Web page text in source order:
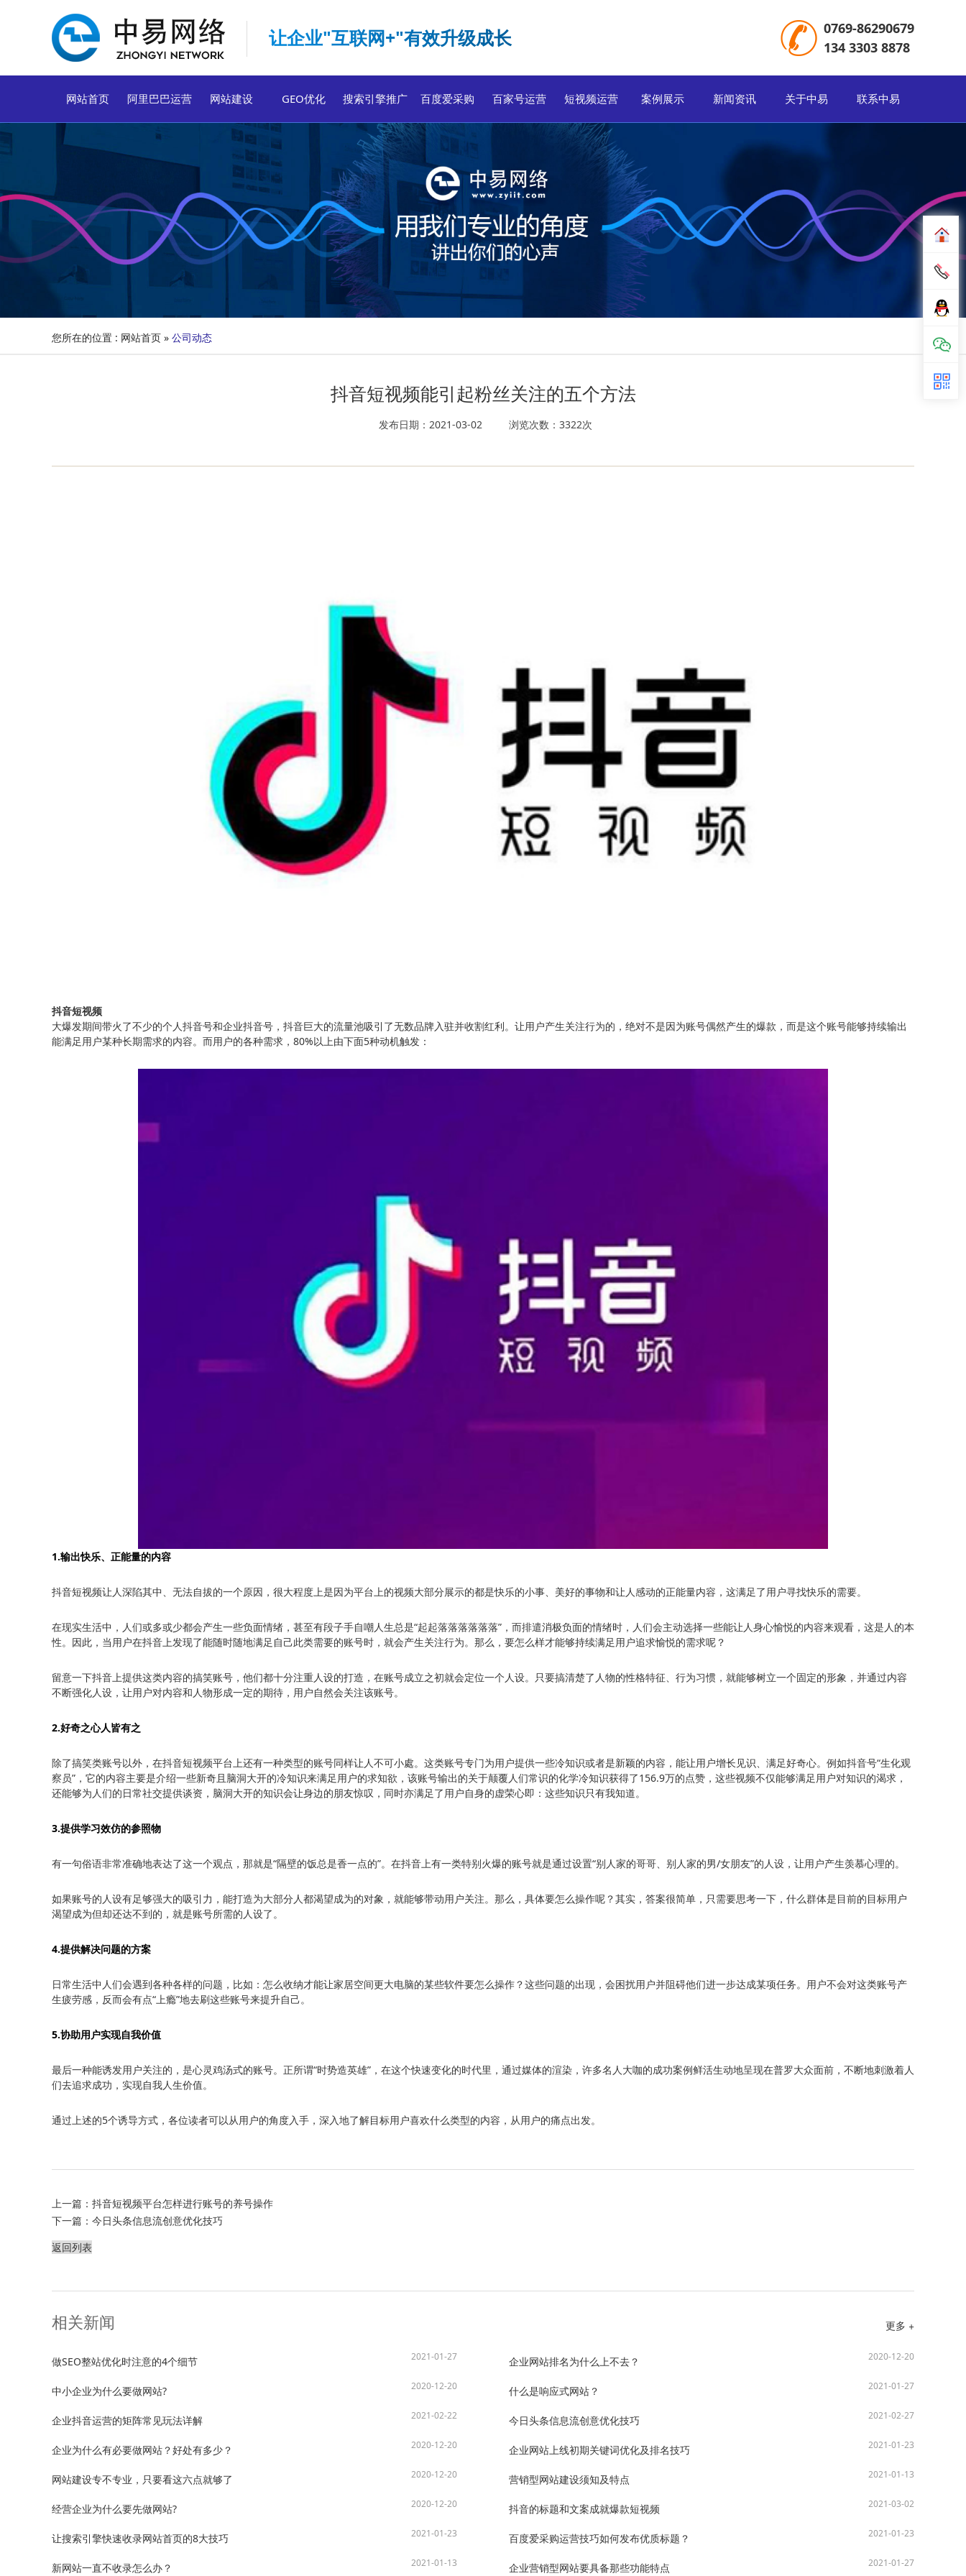
让企业"互联网+"有效升级成长
0769-86290679
134 3303 8878
网站首页 阿里巴巴运营 网站建设 GEO优化 搜索引擎推广 百度爱采购 百家号运营 短视频运营 案例展示 新闻资讯 关于中易 联系中易
您所在的位置 : 网站首页 » 公司动态
抖音短视频能引起粉丝关注的五个方法
发布日期：2021-03-02 浏览次数：3322次
抖音短视频
大爆发期间带火了不少的个人抖音号和企业抖音号，抖音巨大的流量池吸引了无数品牌入驻并收割红利。让用户产生关注行为的，绝对不是因为账号偶然产生的爆款，而是这个账号能够持续输出
能满足用户某种长期需求的内容。而用户的各种需求，80%以上由下面5种动机触发：
1.输出快乐、正能量的内容
抖音短视频让人深陷其中、无法自拔的一个原因，很大程度上是因为平台上的视频大部分展示的都是快乐的小事、美好的事物和让人感动的正能量内容，这满足了用户寻找快乐的需要。
在现实生活中，人们或多或少都会产生一些负面情绪，甚至有段子手自嘲人生总是“起起落落落落落落”，而排遣消极负面的情绪时，人们会主动选择一些能让人身心愉悦的内容来观看，这是人的本
性。因此，当用户在抖音上发现了能随时随地满足自己此类需要的账号时，就会产生关注行为。那么，要怎么样才能够持续满足用户追求愉悦的需求呢？
留意一下抖音上提供这类内容的搞笑账号，他们都十分注重人设的打造，在账号成立之初就会定位一个人设。只要搞清楚了人物的性格特征、行为习惯，就能够树立一个固定的形象，并通过内容
不断强化人设，让用户对内容和人物形成一定的期待，用户自然会关注该账号。
2.好奇之心人皆有之
除了搞笑类账号以外，在抖音短视频平台上还有一种类型的账号同样让人不可小處。这类账号专门为用户提供一些冷知识或者是新颖的内容，能让用户增长见识、满足好奇心。例如抖音号“生化观
察员”，它的内容主要是介绍一些新奇且脑洞大开的冷知识来满足用户的求知欲，该账号输出的关于颠覆人们常识的化学冷知识获得了156.9万的点赞，这些视频不仅能够满足用户对知识的渴求，
还能够为人们的日常社交提供谈资，脑洞大开的知识会让身边的朋友惊叹，同时亦满足了用户自身的虚荣心即：这些知识只有我知道。
3.提供学习效仿的参照物
有一句俗语非常准确地表达了这一个观点，那就是“隔壁的饭总是香一点的”。在抖音上有一类特别火爆的账号就是通过设置“别人家的哥哥、别人家的男/女朋友”的人设，让用户产生羡慕心理的。
如果账号的人设有足够强大的吸引力，能打造为大部分人都渴望成为的对象，就能够带动用户关注。那么，具体要怎么操作呢？其实，答案很简单，只需要思考一下，什么群体是目前的目标用户
渴望成为但却还达不到的，就是账号所需的人设了。
4.提供解决问题的方案
日常生活中人们会遇到各种各样的问题，比如：怎么收纳才能让家居空间更大电脑的某些软件要怎么操作？这些问题的出现，会困扰用户并阻碍他们进一步达成某项任务。用户不会对这类账号产
生疲劳感，反而会有点“上瘾”地去刷这些账号来提升自己。
5.协助用户实现自我价值
最后一种能诱发用户关注的，是心灵鸡汤式的账号。正所谓“时势造英雄”，在这个快速变化的时代里，通过媒体的渲染，许多名人大咖的成功案例鲜活生动地呈现在普罗大众面前，不断地刺激着人
们去追求成功，实现自我人生价值。
通过上述的5个诱导方式，各位读者可以从用户的角度入手，深入地了解目标用户喜欢什么类型的内容，从用户的痛点出发。
上一篇： 抖音短视频平台怎样进行账号的养号操作
下一篇： 今日头条信息流创意优化技巧
返回列表
相关新闻 更多 +
企业网站排名为什么上不去？ 2020-12-20
做SEO整站优化时注意的4个细节 2021-01-27
什么是响应式网站？ 2021-01-27
中小企业为什么要做网站? 2020-12-20
今日头条信息流创意优化技巧 2021-02-27
企业抖音运营的矩阵常见玩法详解 2021-02-22
企业网站上线初期关键词优化及排名技巧 2021-01-23
企业为什么有必要做网站？好处有多少？ 2020-12-20
营销型网站建设须知及特点 2021-01-13
网站建设专不专业，只要看这六点就够了 2020-12-20
抖音的标题和文案成就爆款短视频 2021-03-02
经营企业为什么要先做网站? 2020-12-20
百度爱采购运营技巧如何发布优质标题？ 2021-01-23
让搜索引擎快速收录网站首页的8大技巧 2021-01-23
企业营销型网站要具备那些功能特点 2021-01-27
新网站一直不收录怎么办？ 2021-01-13